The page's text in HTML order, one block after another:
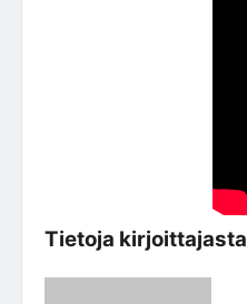
Tietoja kirjoittajasta